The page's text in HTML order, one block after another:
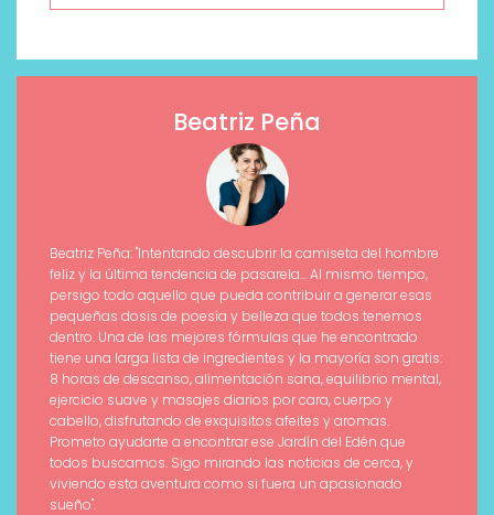
Beatriz Peña
Beatriz Peña: "Intentando descubrir la camiseta del hombre
feliz y la última tendencia de pasarela... Al mismo tiempo,
persigo todo aquello que pueda contribuir a generar esas
pequeñas dosis de poesía y belleza que todos tenemos
dentro. Una de las mejores fórmulas que he encontrado
tiene una larga lista de ingredientes y la mayoría son gratis:
8 horas de descanso, alimentación sana, equilibrio mental,
ejercicio suave y masajes diarios por cara, cuerpo y
cabello, disfrutando de exquisitos afeites y aromas.
Prometo ayudarte a encontrar ese Jardín del Edén que
todos buscamos. Sigo mirando las noticias de cerca, y
viviendo esta aventura como si fuera un apasionado
sueño".